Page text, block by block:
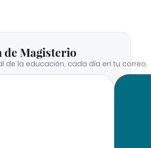
de Magisterio
de la educación, cada día en tu correo.